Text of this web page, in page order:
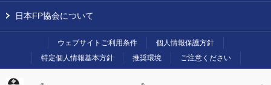
日本FP協会について
ウェブサイトご利用条件
個人情報保護方針
特定個人情報基本方針
推奨環境 ご注意ください